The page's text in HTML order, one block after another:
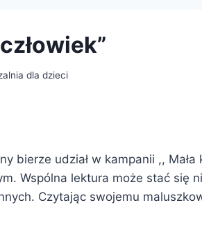
dla dzieci
bierze udział w kampanii ,,
Wspólna lektura może stać się
Czytając swojemu